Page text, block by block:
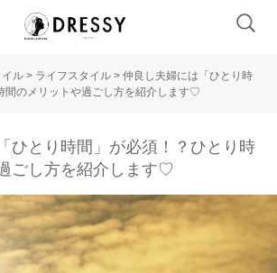
ル > ライフスタイル > 仲良し夫婦には「ひとり時
間のメリットや過ごし方を紹介します♡
ひとり時間」が必須！？ひとり時
ごし方を紹介します♡